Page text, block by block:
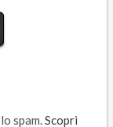
spam.Scopri